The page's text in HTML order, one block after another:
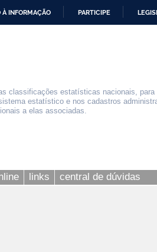
À INFORMAÇÃO PARTICIPE
classificações estatísticas nacionais, para
estatístico e nos cadastros
a elas associadas.
links central de dúvidas